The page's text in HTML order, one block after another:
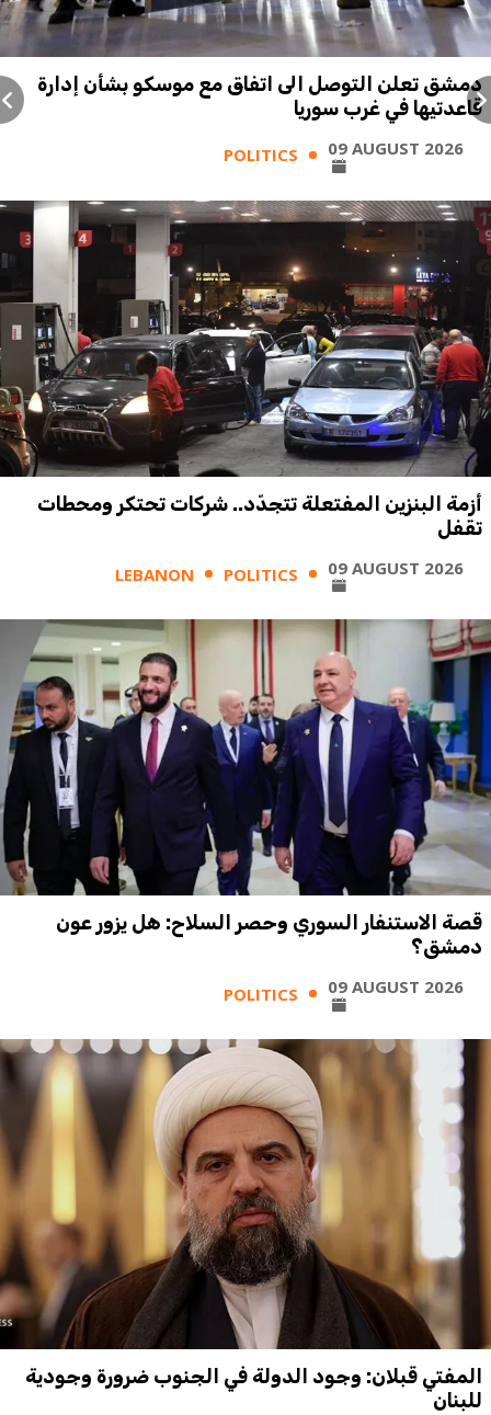
دمشق تعلن التوصل الى اتفاق مع موسكو بشأن إدارة
قاعدتيها في غرب سوريا
POLITICS 09 AUGUST 2026
أزمة البنزين المفتعلة تتجدّد.. شركات تحتكر ومحطات
تقفل
LEBANON POLITICS 09 AUGUST 2026
قصة الاستنفار السوري وحصر السلاح: هل يزور عون
دمشق؟
POLITICS 09 AUGUST 2026
المفتي قبلان: وجود الدولة في الجنوب ضرورة وجودية
للبنان